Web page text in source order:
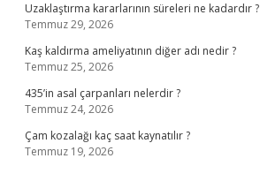
Uzaklaştırma kararlarının süreleri ne kadardır ?
Temmuz 29, 2026
Kaş kaldırma ameliyatının diğer adı nedir ?
Temmuz 25, 2026
435’in asal çarpanları nelerdir ?
Temmuz 24, 2026
Çam kozalağı kaç saat kaynatılır ?
Temmuz 19, 2026